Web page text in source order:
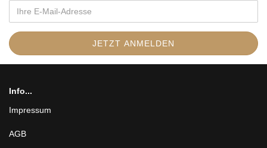
Info...
Impressum
AGB